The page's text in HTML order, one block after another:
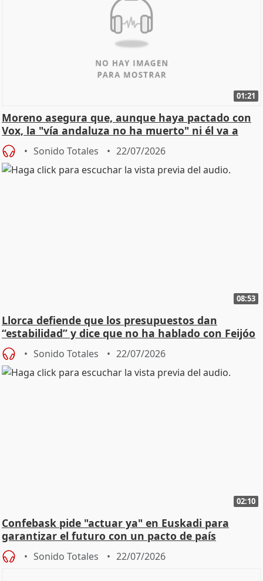
01:21
Moreno asegura que, aunque haya pactado con
Vox, la "vía andaluza no ha muerto" ni él va a
"cambiar"
Sonido Totales 22/07/2026
08:53
Llorca defiende que los presupuestos dan
“estabilidad” y dice que no ha hablado con Feijóo
Sonido Totales 22/07/2026
02:10
Confebask pide "actuar ya" en Euskadi para
garantizar el futuro con un pacto de país
Sonido Totales 22/07/2026